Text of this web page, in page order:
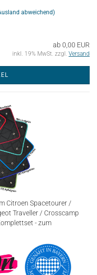
abweichend)
ab 0,00 EUR
inkl. 19% MwSt. zzgl. Versand
Citroen Spacetourer /
Traveller / Crosscamp
- zum